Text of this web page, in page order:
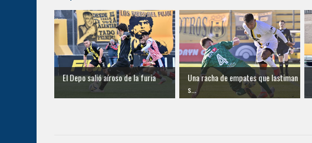
El Depo salió aíroso de la furia
Una racha de empates que lastiman
s...